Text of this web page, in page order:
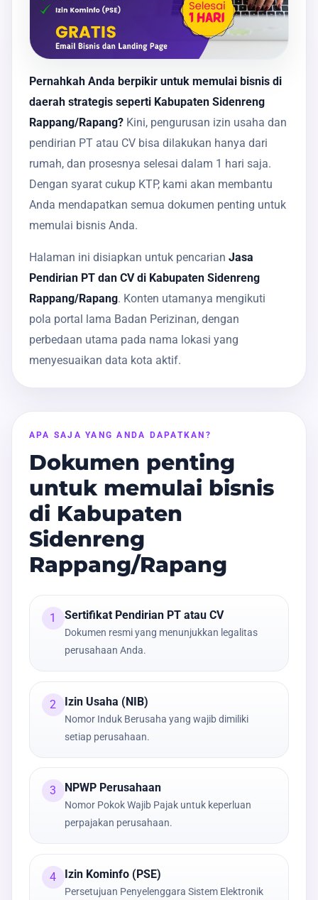
Pernahkah Anda berpikir untuk memulai bisnis di
daerah strategis seperti Kabupaten Sidenreng
Rappang/Rapang? Kini, pengurusan izin usaha dan
pendirian PT atau CV bisa dilakukan hanya dari
rumah, dan prosesnya selesai dalam 1 hari saja.
Dengan syarat cukup KTP, kami akan membantu
Anda mendapatkan semua dokumen penting untuk
memulai bisnis Anda.
Halaman ini disiapkan untuk pencarian Jasa
Pendirian PT dan CV di Kabupaten Sidenreng
Rappang/Rapang. Konten utamanya mengikuti
pola portal lama Badan Perizinan, dengan
perbedaan utama pada nama lokasi yang
menyesuaikan data kota aktif.
APA SAJA YANG ANDA DAPATKAN?
Dokumen penting
untuk memulai bisnis
di Kabupaten
Sidenreng
Rappang/Rapang
1 Sertifikat Pendirian PT atau CV
Dokumen resmi yang menunjukkan legalitas
perusahaan Anda.
2 Izin Usaha (NIB)
Nomor Induk Berusaha yang wajib dimiliki
setiap perusahaan.
3 NPWP Perusahaan
Nomor Pokok Wajib Pajak untuk keperluan
perpajakan perusahaan.
4 Izin Kominfo (PSE)
Persetujuan Penyelenggara Sistem Elektronik